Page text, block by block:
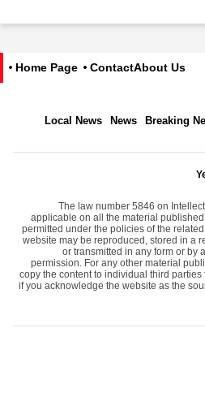
About Us
Contact
Home Page
Breaking
News
Local News
The law number 5846 on
applicable on all the material
permitted under the policies of the
website may be reproduced, stored in
or transmitted in any form or
permission. For any other material
copy the content to individual third
if you acknowledge the website as the